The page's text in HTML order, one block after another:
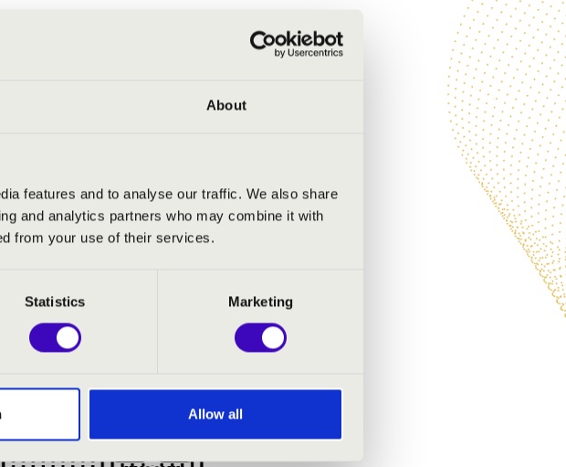
About
features and to analyse our traffic. We also share
and analytics partners who may combine it with
from your use of their services.
Statistics Marketing
Allow all